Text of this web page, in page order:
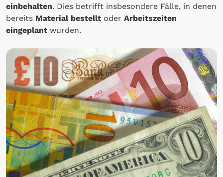
einbehalten. Dies betrifft insbesondere Fälle, in denen
bereits Material bestellt oder Arbeitszeiten
eingeplant wurden.